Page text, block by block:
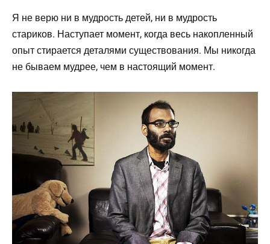
Я не верю ни в мудрость детей, ни в мудрость
стариков. Наступает момент, когда весь накопленный
опыт стирается деталями существования. Мы никогда
не бываем мудрее, чем в настоящий момент.